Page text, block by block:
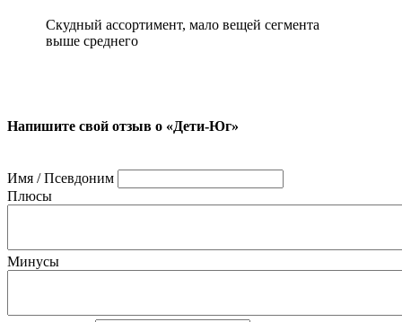
Скудный ассортимент, мало вещей сегмента
выше среднего
Напишите свой отзыв о «Дети-Юг»
Имя / Псевдоним
Плюсы
Минусы